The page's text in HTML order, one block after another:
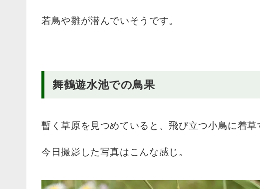
若鳥や雛が潜んでいそうです。
舞鶴遊水池での鳥果
暫く草原を見つめていると、飛び立つ小鳥に着草
今日撮影した写真はこんな感じ。